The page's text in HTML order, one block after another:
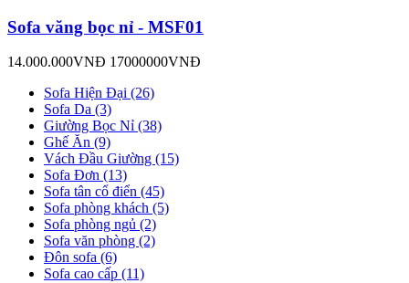
Sofa văng bọc nỉ - MSF01
14.000.000VNĐ 17000000VNĐ
Sofa Hiện Đại (26)
Sofa Da (3)
Giường Bọc Nỉ (38)
Ghế Ăn (9)
Vách Đầu Giường (15)
Sofa Đơn (13)
Sofa tân cổ điển (45)
Sofa phòng khách (5)
Sofa phòng ngủ (2)
Sofa văn phòng (2)
Đôn sofa (6)
Sofa cao cấp (11)